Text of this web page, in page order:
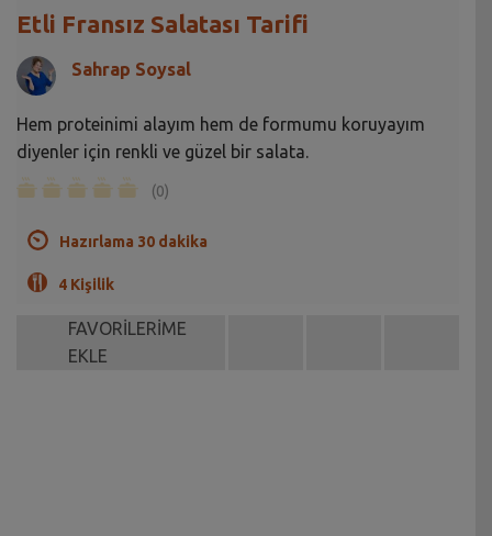
Etli Fransız Salatası Tarifi
Sahrap Soysal
Hem proteinimi alayım hem de formumu koruyayım
diyenler için renkli ve güzel bir salata.
(0)
Hazırlama 30 dakika
4 Kişilik
FAVORİLERİME
EKLE